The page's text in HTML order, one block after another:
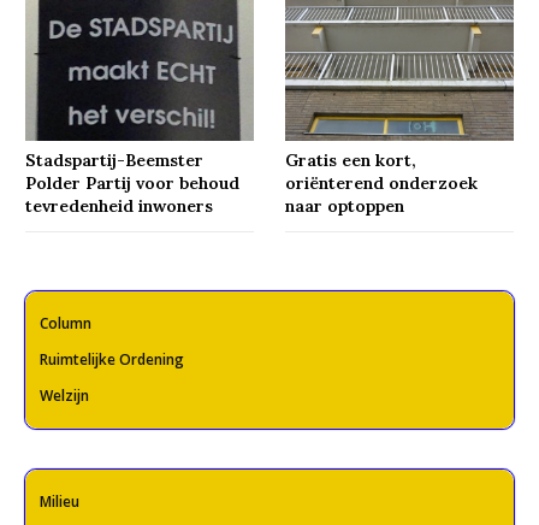
Stadspartij-Beemster
Polder Partij voor behoud
tevredenheid inwoners
Gratis een kort,
oriënterend onderzoek
naar optoppen
Column
Ruimtelijke Ordening
Welzijn
Milieu